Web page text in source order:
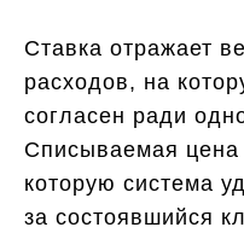
Ставка отражает
расходов, на
согласен ради
Списываемая
которую система
за состоявшийся